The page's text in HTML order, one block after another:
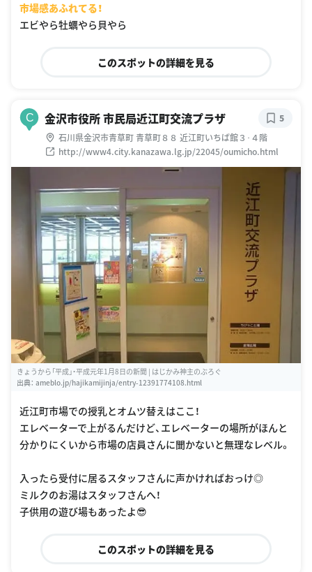
市場感あふれてる！
エビやら牡蠣やら貝やら
このスポットの詳細を見る
C 金沢市役所 市民局近江町交流プラザ
石川県金沢市青草町 青草町８８ 近江町いちば館３･４階
http://www4.city.kanazawa.lg.jp/22045/oumicho.html
5
きょうから「平成」・平成元年1月8日の新聞 | はじかみ神主のぶろぐ
出典： ameblo.jp/hajikamijinja/entry-12391774108.html
近江町市場での授乳とオムツ替えはここ！
エレベーターで上がるんだけど、エレベーターの場所がほんと
分かりにくいから市場の店員さんに聞かないと無理なレベル。
入ったら受付に居るスタッフさんに声かければおっけ◎
ミルクのお湯はスタッフさんへ！
子供用の遊び場もあったよ😎
このスポットの詳細を見る